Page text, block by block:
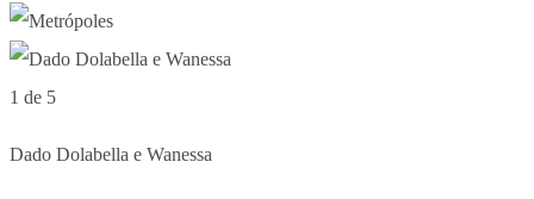
1 de 5
Dado Dolabella e Wanessa